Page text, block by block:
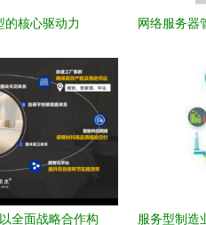
的核心驱动力
网络服务器
全面战略合作构 服务型制造